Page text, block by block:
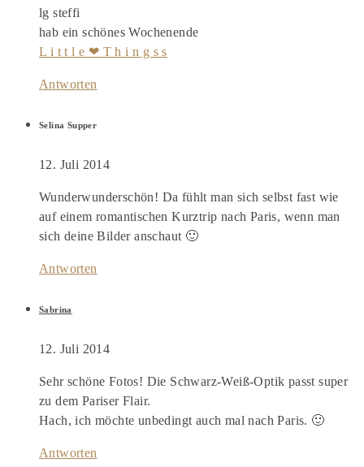
lg steffi
hab ein schönes Wochenende
L i t t l e ❤ T h i n g s s
Antworten
Selina Supper
12. Juli 2014
Wunderwunderschön! Da fühlt man sich selbst fast wie
auf einem romantischen Kurztrip nach Paris, wenn man
sich deine Bilder anschaut 🙂
Antworten
Sabrina
12. Juli 2014
Sehr schöne Fotos! Die Schwarz-Weiß-Optik passt super
zu dem Pariser Flair.
Hach, ich möchte unbedingt auch mal nach Paris. 🙂
Antworten